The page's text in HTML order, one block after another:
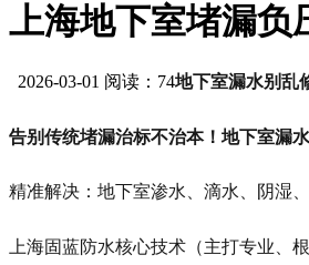
上海地下室堵漏负
2026-03-01 阅读：74地下室漏水别乱
告别传统堵漏治标不治本！地下室漏
精准解决：地下室渗水、滴水、阴湿
上海固蓝防水核心技术（主打专业、